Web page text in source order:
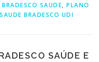
SAUDE, PLANO
BRADESCO UDI
SAÚDE E